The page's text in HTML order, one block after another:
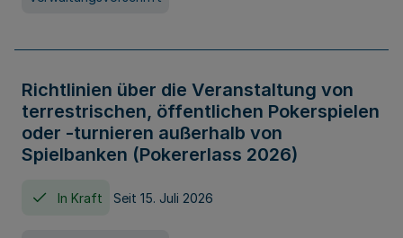
Richtlinien über die Veranstaltung von
terrestrischen, öffentlichen Pokerspielen
oder -turnieren außerhalb von
Spielbanken (Pokererlass 2026)
In Kraft Seit 15. Juli 2026